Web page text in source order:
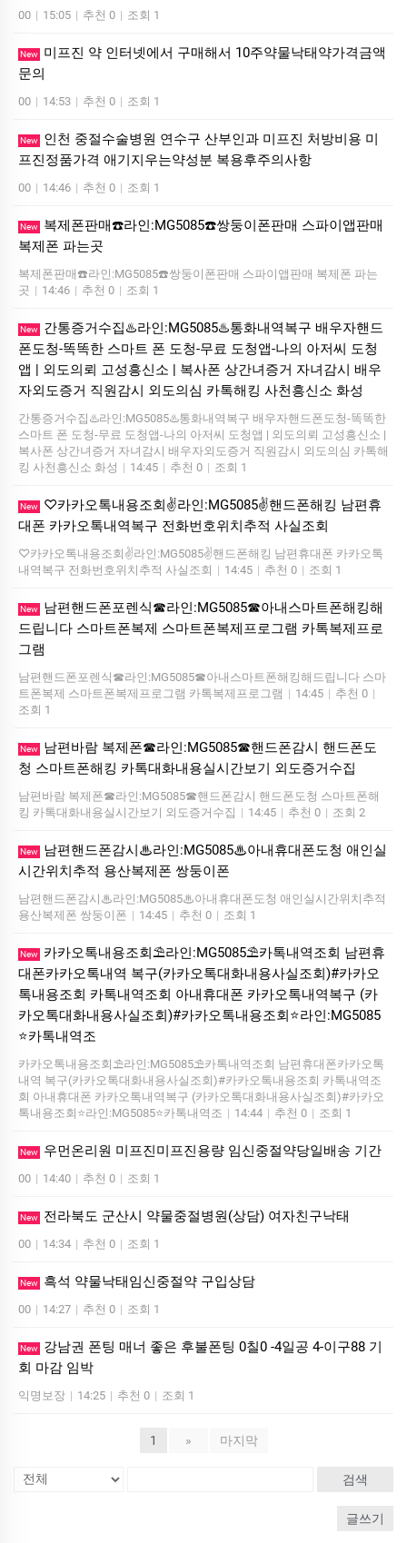
00 | 15:05 | 추천 0 | 조회 1
New
미프진 약 인터넷에서 구매해서 10주약물낙태약가격금액
문의
00 | 14:53 | 추천 0 | 조회 1
New
인천 중절수술병원 연수구 산부인과 미프진 처방비용 미
프진정품가격 애기지우는약성분 복용후주의사항
00 | 14:46 | 추천 0 | 조회 1
New
복제폰판매☎️라인:MG5085☎️쌍둥이폰판매 스파이앱판매
복제폰 파는곳
복제폰판매☎️라인:MG5085☎️쌍둥이폰판매 스파이앱판매 복제폰 파는
곳 | 14:46 | 추천 0 | 조회 1
New
간통증거수집♨️라인:MG5085♨️통화내역복구 배우자핸드
폰도청-똑똑한 스마트 폰 도청-무료 도청앱-나의 아저씨 도청
앱 | 외도의뢰 고성흥신소 | 복사폰 상간녀증거 자녀감시 배우
자외도증거 직원감시 외도의심 카톡해킹 사천흥신소 화성
간통증거수집♨️라인:MG5085♨️통화내역복구 배우자핸드폰도청-똑똑한
스마트 폰 도청-무료 도청앱-나의 아저씨 도청앱 | 외도의뢰 고성흥신소 |
복사폰 상간녀증거 자녀감시 배우자외도증거 직원감시 외도의심 카톡해
킹 사천흥신소 화성 | 14:45 | 추천 0 | 조회 1
New
♡카카오톡내용조회✌️라인:MG5085✌️핸드폰해킹 남편휴
대폰 카카오톡내역복구 전화번호위치추적 사실조회
♡카카오톡내용조회✌️라인:MG5085✌️핸드폰해킹 남편휴대폰 카카오톡
내역복구 전화번호위치추적 사실조회 | 14:45 | 추천 0 | 조회 1
New
남편핸드폰포렌식☎라인:MG5085☎아내스마트폰해킹해
드립니다 스마트폰복제 스마트폰복제프로그램 카톡복제프로
그램
남편핸드폰포렌식☎라인:MG5085☎아내스마트폰해킹해드립니다 스마
트폰복제 스마트폰복제프로그램 카톡복제프로그램 | 14:45 | 추천 0 |
조회 1
New
남편바람 복제폰☎라인:MG5085☎핸드폰감시 핸드폰도
청 스마트폰해킹 카톡대화내용실시간보기 외도증거수집
남편바람 복제폰☎라인:MG5085☎핸드폰감시 핸드폰도청 스마트폰해
킹 카톡대화내용실시간보기 외도증거수집 | 14:45 | 추천 0 | 조회 2
New
남편핸드폰감시♨라인:MG5085♨아내휴대폰도청 애인실
시간위치추적 용산복제폰 쌍둥이폰
남편핸드폰감시♨라인:MG5085♨아내휴대폰도청 애인실시간위치추적
용산복제폰 쌍둥이폰 | 14:45 | 추천 0 | 조회 1
New
카카오톡내용조회⛱️라인:MG5085⛱️카톡내역조회 남편휴
대폰카카오톡내역 복구(카카오톡대화내용사실조회)#카카오
톡내용조회 카톡내역조회 아내휴대폰 카카오톡내역복구 (카
카오톡대화내용사실조회)#카카오톡내용조회⭐라인:MG5085
⭐카톡내역조
카카오톡내용조회⛱️라인:MG5085⛱️카톡내역조회 남편휴대폰카카오톡
내역 복구(카카오톡대화내용사실조회)#카카오톡내용조회 카톡내역조
회 아내휴대폰 카카오톡내역복구 (카카오톡대화내용사실조회)#카카오
톡내용조회⭐라인:MG5085⭐카톡내역조 | 14:44 | 추천 0 | 조회 1
New 우먼온리원 미프진미프진용량 임신중절약당일배송 기간
00 | 14:40 | 추천 0 | 조회 1
New 전라북도 군산시 약물중절병원(상담) 여자친구낙­태
00 | 14:34 | 추천 0 | 조회 1
New 흑석 약물낙태임신중절약 구입상담
00 | 14:27 | 추천 0 | 조회 1
New
강남권 폰팅 매너 좋은 후불폰팅 0칠0 -4일공 4-이구88 기
회 마감 임박
익명보장 | 14:25 | 추천 0 | 조회 1
1 » 마지막
검색
글쓰기